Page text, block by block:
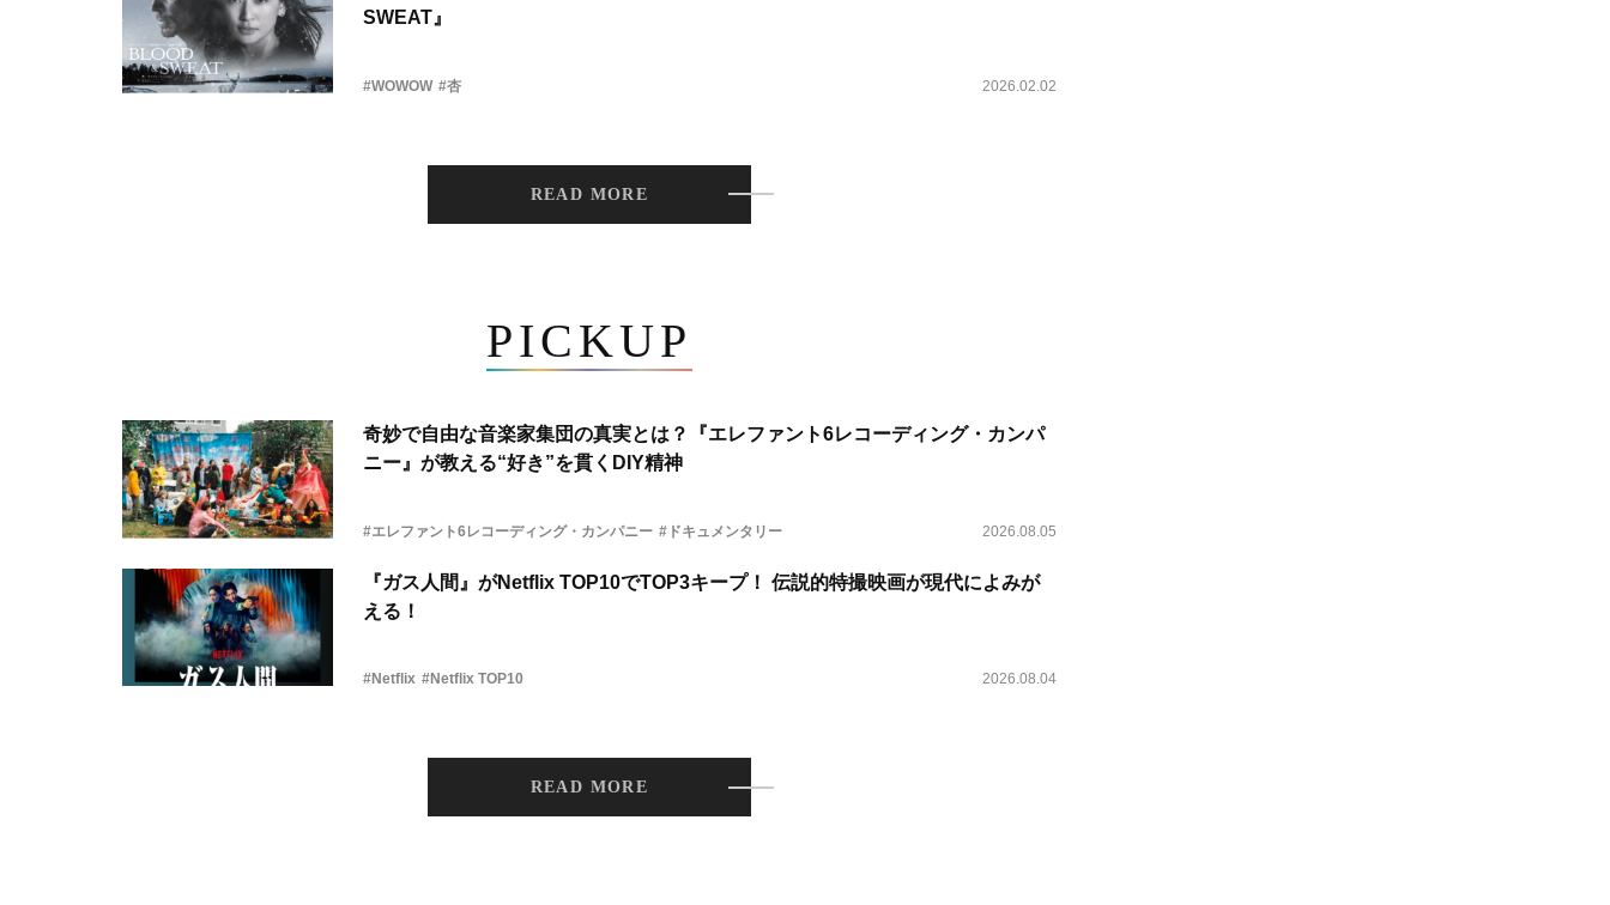
SWEAT』
#WOWOW #杏 2026.02.02
READ MORE
PICKUP
奇妙で自由な音楽家集団の真実とは？『エレファント6レコーディング・カンパ
ニー』が教える“好き”を貫くDIY精神
#エレファント6レコーディング・カンパニー #ドキュメンタリー 2026.08.05
『ガス人間』がNetflix TOP10でTOP3キープ！ 伝説的特撮映画が現代によみが
える！
#Netflix #Netflix TOP10 2026.08.04
READ MORE